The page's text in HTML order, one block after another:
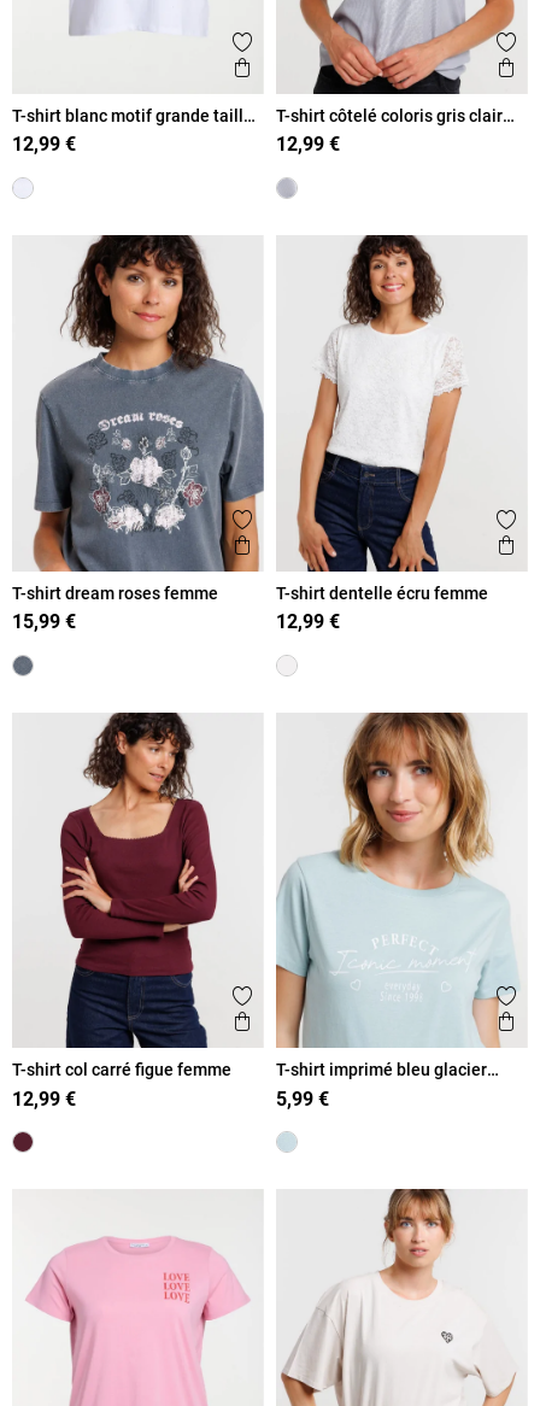
Ajouter aux favoris
Aperçu rapide
T-shirt blanc motif grande taille
femme
12,99 €
T-shirt côtelé coloris gris clair
femme
12,99 €
Ajouter aux favoris
Aperçu rapide
T-shirt dream roses femme
15,99 €
T-shirt dentelle écru femme
12,99 €
Ajouter aux favoris
Aperçu rapide
T-shirt col carré figue femme
12,99 €
T-shirt imprimé bleu glacier
femme
5,99 €